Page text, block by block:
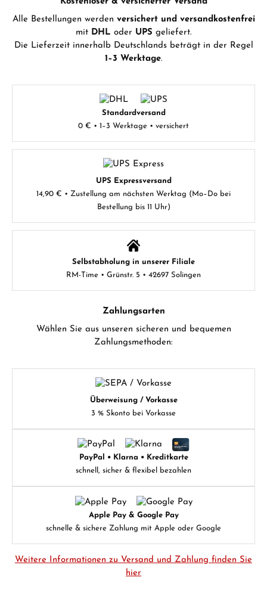
Alle Bestellungen werden versichert und versandkostenfrei
mit DHL oder UPS geliefert.
Die Lieferzeit innerhalb Deutschlands beträgt in der Regel
1–3 Werktage.
Standardversand
0 € • 1–3 Werktage • versichert
UPS Expressversand
14,90 € • Zustellung am nächsten Werktag (Mo–Do bei
Bestellung bis 11 Uhr)
Selbstabholung in unserer Filiale
RM-Time • Grünstr. 5 • 42697 Solingen
Zahlungsarten
Wählen Sie aus unseren sicheren und bequemen
Zahlungsmethoden:
Überweisung / Vorkasse
3 % Skonto bei Vorkasse
PayPal • Klarna • Kreditkarte
schnell, sicher & flexibel bezahlen
Apple Pay & Google Pay
schnelle & sichere Zahlung mit Apple oder Google
Weitere Informationen zu Versand und Zahlung finden Sie
hier